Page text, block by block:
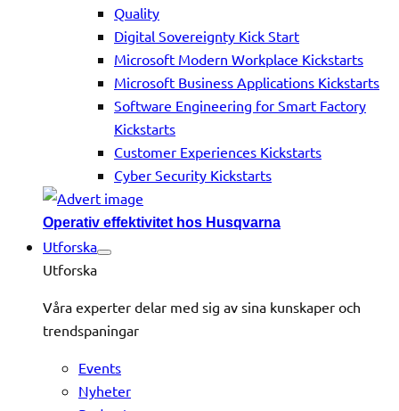
Quality
Digital Sovereignty Kick Start
Microsoft Modern Workplace Kickstarts
Microsoft Business Applications Kickstarts
Software Engineering for Smart Factory
Kickstarts
Customer Experiences Kickstarts
Cyber Security Kickstarts
Operativ effektivitet hos Husqvarna
Utforska
Utforska
Våra experter delar med sig av sina kunskaper och
trendspaningar
Events
Nyheter